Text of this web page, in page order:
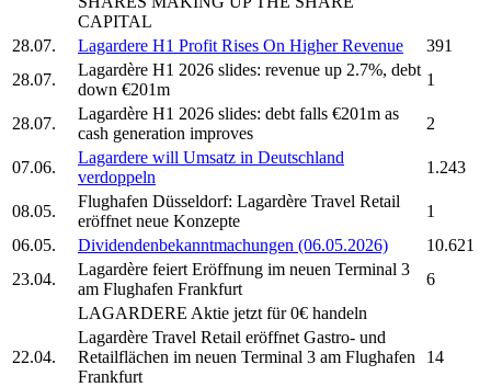
CAPITAL
28.07. Lagardere H1 Profit Rises On Higher Revenue
391
28.07.
Lagardère H1 2026 slides: revenue up 2.7%, debt
down €201m
1
28.07.
Lagardère H1 2026 slides: debt falls €201m as
cash generation improves
2
07.06.
Lagardere will Umsatz in Deutschland
verdoppeln
1.243
08.05.
Flughafen Düsseldorf: Lagardère Travel Retail
eröffnet neue Konzepte
1
06.05.
Dividendenbekanntmachungen (06.05.2026)
10.621
23.04.
Lagardère feiert Eröffnung im neuen Terminal 3
am Flughafen Frankfurt
6
LAGARDERE Aktie jetzt für 0€ handeln
22.04.
Lagardère Travel Retail eröffnet Gastro- und
Retailflächen im neuen Terminal 3 am Flughafen
Frankfurt
14